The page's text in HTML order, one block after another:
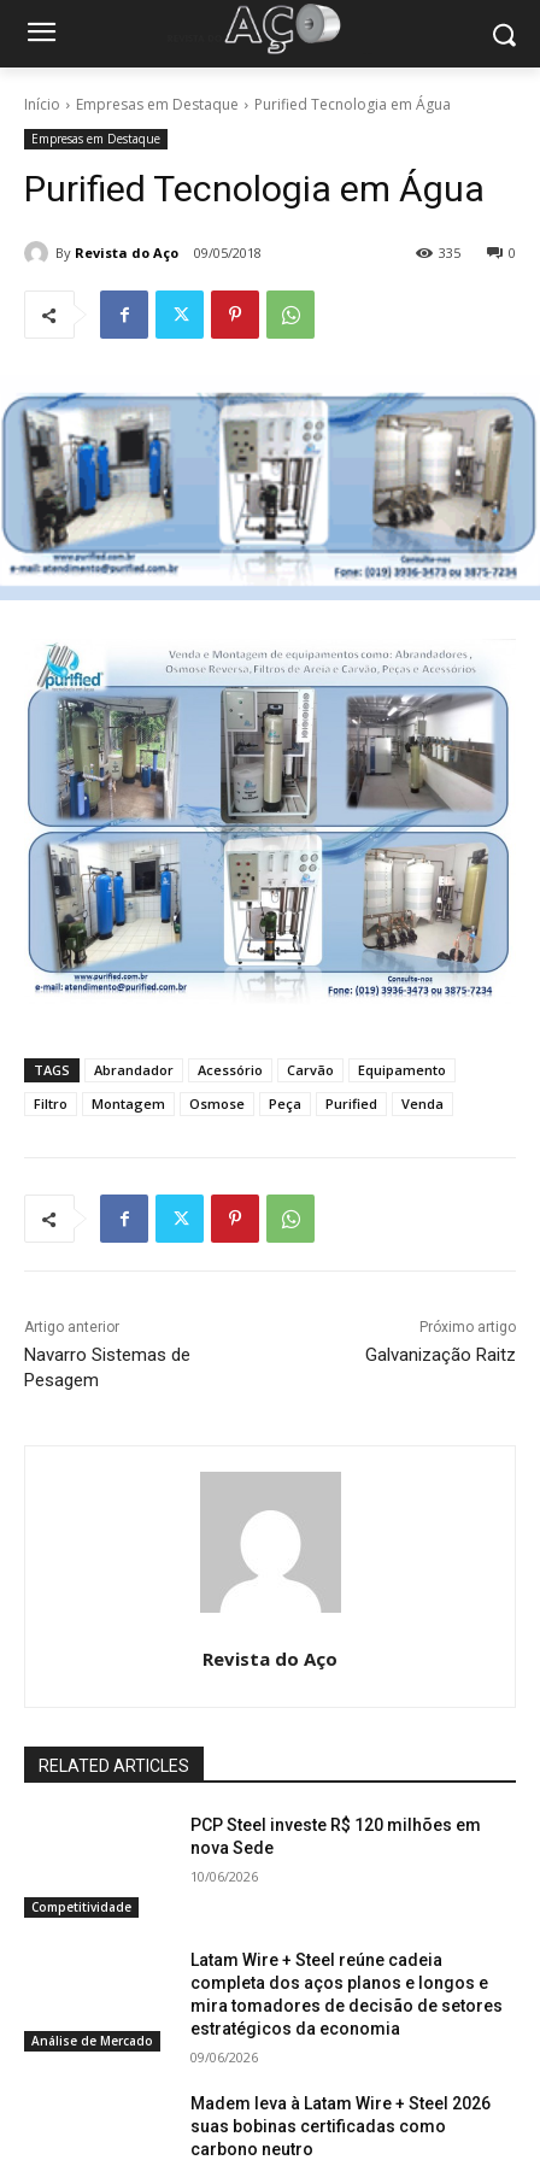
Início Empresas em Destaque Purified Tecnologia em Água
Empresas em Destaque
Purified Tecnologia em Água
By Revista do Aço 09/05/2018 0
335
TAGS Abrandador Acessório Carvão
Equipamento
Filtro
Montagem Osmose Peça Purified Venda
Artigo anterior
Navarro Sistemas de
Pesagem
Próximo artigo
Galvanização Raitz
Revista do Aço
RELATED ARTICLES
Competitividade
PCP Steel investe R$ 120 milhões em
nova Sede
10/06/2026
Análise de Mercado
Latam Wire + Steel reúne cadeia
completa dos aços planos e longos e
mira tomadores de decisão de setores
estratégicos da economia
09/06/2026
Madem leva à Latam Wire + Steel 2026
suas bobinas certificadas como
carbono neutro